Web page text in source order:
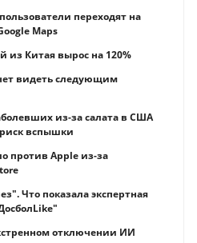
переходят на
Maps
из Китая вырос на 120%
видеть следующим
из-за салата в США
вспышки
против Apple из-за
Что показала экспертная
отключении ИИ